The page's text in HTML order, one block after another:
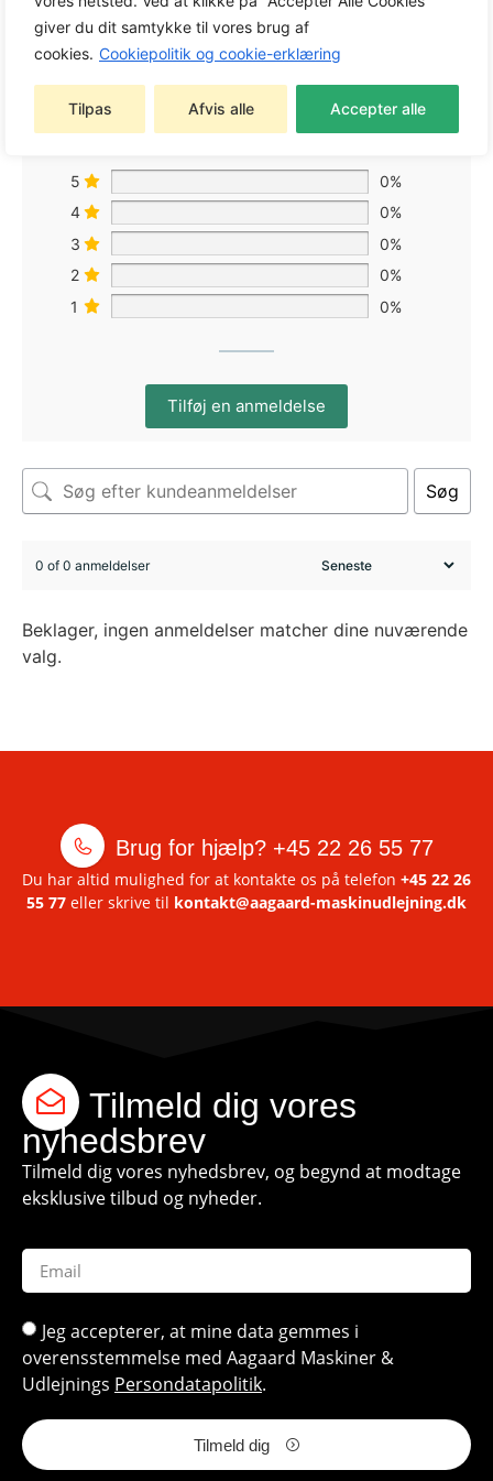
giver du dit samtykke til vores brug af
cookies. Cookiepolitik og cookie-erklæring
Tilpas Afvis alle Accepter alle
0,0
Baseret på 0 anmeldelser
5
0%
4
0%
3
0%
2
0%
1
0%
Tilføj en anmeldelse
Søg
0 of 0 anmeldelser
Beklager, ingen anmeldelser matcher dine nuværende
valg.
Brug for hjælp? +45 22 26 55 77
Du har altid mulighed for at kontakte os på telefon +45 22 26
55 77 eller skrive til kontakt@aagaard-maskinudlejning.dk
Tilmeld dig vores
nyhedsbrev
Tilmeld dig vores nyhedsbrev, og begynd at modtage
eksklusive tilbud og nyheder.
Jeg accepterer, at mine data gemmes i
overensstemmelse med Aagaard Maskiner &
Udlejnings Persondatapolitik.
Tilmeld dig